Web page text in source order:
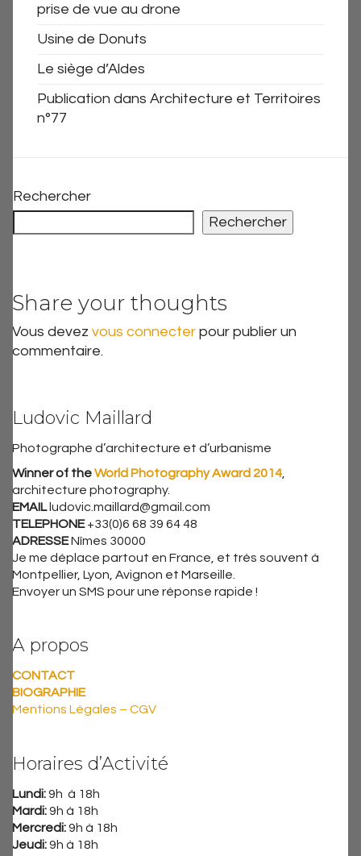
prise de vue au drone
Usine de Donuts
Le siège d’Aldes
Publication dans Architecture et Territoires
n°77
Rechercher
Rechercher
Share your thoughts
Vous devez vous connecter pour publier un
commentaire.
Ludovic Maillard
Photographe d’architecture et d’urbanisme
Winner of theWorld Photography Award 2014
architecture photography.
EMAILludovic.maillard@gmail.com
TELEPHONE+33(0)6 68 39 64 48
ADRESSENîmes 30000
Je me déplace partout en France, et très souvent à
Montpellier, Lyon, Avignon et Marseille.
Envoyer un SMS pour une réponse rapide !
A propos
CONTACT
BIOGRAPHIE
Mentions Légales – CGV
Horaires d’Activité
Lundi:9h à 18h
Mardi:9h à 18h
Mercredi:9h à 18h
Jeudi:9h à 18h